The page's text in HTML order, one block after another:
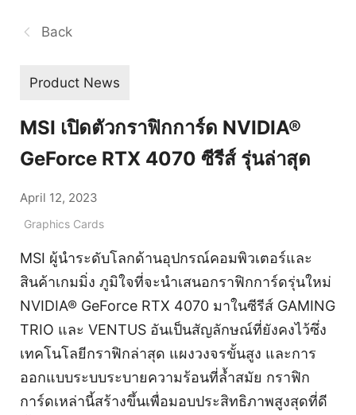
Back
Product News
MSI เปิดตัวกราฟิกการ์ด NVIDIA®
GeForce RTX 4070 ซีรีส์ รุ่นล่าสุด
April 12, 2023
Graphics Cards
MSI ผู้นำระดับโลกด้านอุปกรณ์คอมพิวเตอร์และ
สินค้าเกมมิ่ง ภูมิใจที่จะนำเสนอกราฟิกการ์ดรุ่นใหม่
NVIDIA® GeForce RTX 4070 มาในซีรีส์ GAMING
TRIO และ VENTUS อันเป็นสัญลักษณ์ที่ยังคงไว้ซึ่ง
เทคโนโลยีกราฟิกล่าสุด แผงวงจรขั้นสูง และการ
ออกแบบระบบระบายความร้อนที่ล้ำสมัย กราฟิก
การ์ดเหล่านี้สร้างขึ้นเพื่อมอบประสิทธิภาพสูงสุดที่ดี